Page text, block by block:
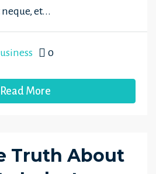
et...
0
Read More
Truth About